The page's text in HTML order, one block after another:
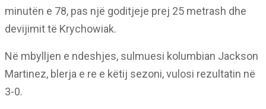
minutën e 78, pas një goditjeje prej 25 metrash dhe
devijimit të Krychowiak.
Në mbylljen e ndeshjes, sulmuesi kolumbian Jackson
Martinez, blerja e re e këtij sezoni, vulosi rezultatin në
3-0.